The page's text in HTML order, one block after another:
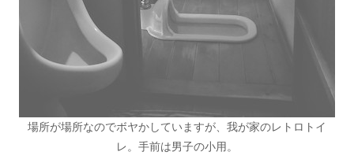
場所が場所なのでボヤかしていますが、我が家のレトロトイ
レ。手前は男子の小用。